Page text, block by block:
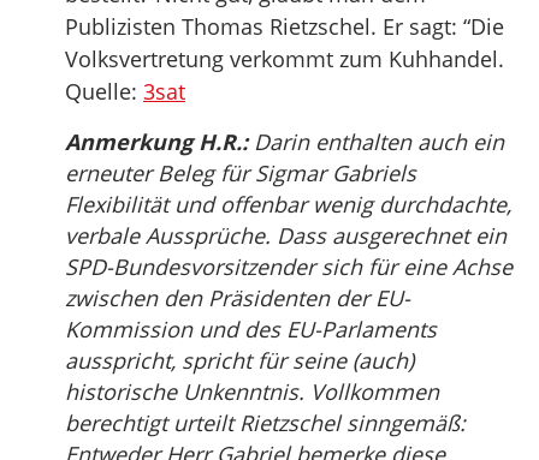
Publizisten Thomas Rietzschel. Er sagt: “Die
Volksvertretung verkommt zum Kuhhandel.
Quelle: 3sat
Anmerkung H.R.:Darin enthalten auch ein
erneuter Beleg für Sigmar Gabriels
Flexibilität und offenbar wenig durchdachte,
verbale Aussprüche. Dass ausgerechnet ein
SPD-Bundesvorsitzender sich für eine Achse
zwischen den Präsidenten der EU-
Kommission und des EU-Parlaments
ausspricht, spricht für seine (auch)
historische Unkenntnis. Vollkommen
berechtigt urteilt Rietzschel sinngemäß:
Entweder Herr Gabriel bemerke diese